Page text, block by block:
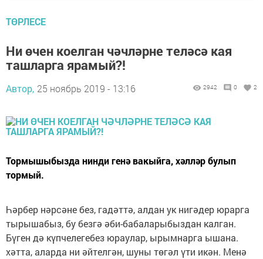
ТӨРЛЕСЕ
Ни өчен коелган чәчләрне теләсә кая
ташларга ярамый?!
Автор, 25 ноябрь 2019 - 13:16 2942 0 2
Тормышыбызда нинди генә вакыйга, хәлләр булып
тормый.
Һәрбер нәрсәне без, гадәттә, алдан ук нигәдер юрарга
тырышабыз, бу безгә әби-бабаларыбыздан калган.
Бүген дә күпчелегебез юраулар, ырымнарга ышана.
хәтта, аларда ни әйтелгән, шуны төгәл үти икән. Менә